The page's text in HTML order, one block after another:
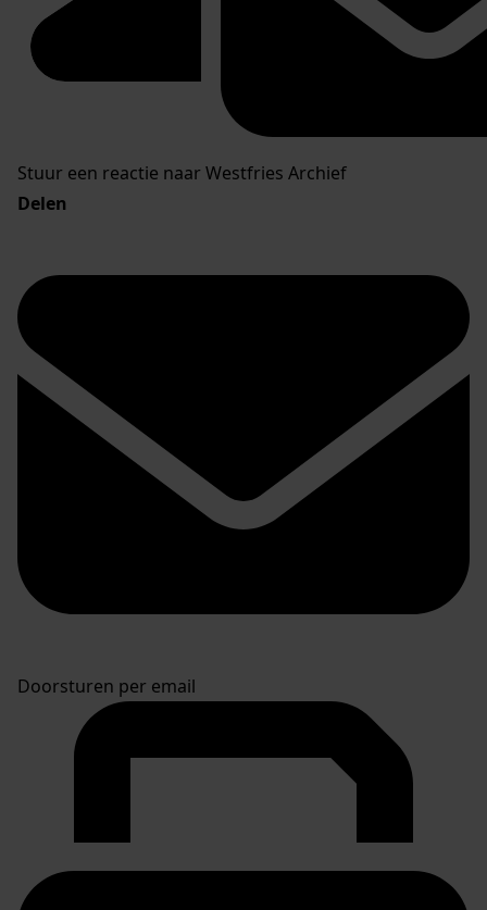
Stuur een reactie naar Westfries Archief
Delen
Doorsturen per email